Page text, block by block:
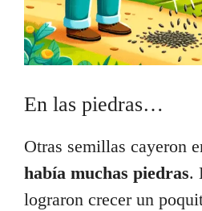
En las piedras…
Otras semillas cayeron
había muchas piedras.
lograron crecer un